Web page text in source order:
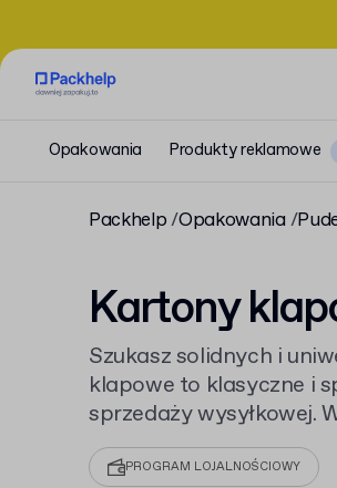
Opakowania Produkty reklamowe
Packhelp Opakowania
Kartony
Szukasz solidnych i
klapowe to klasyczne i
sprzedaży wysyłkowej.
rozmiarów, w tym
commerce, które
PROGRAM LOJALNOŚCIOWY